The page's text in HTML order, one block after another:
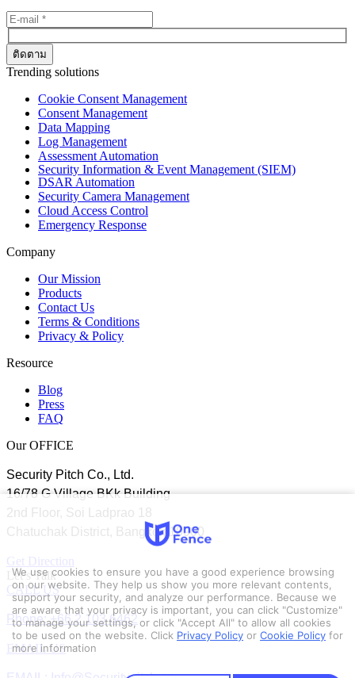
Trending solutions
Cookie Consent Management
Consent Management
Data Mapping
Log Management
Assessment Automation
Security Information & Event Management (SIEM)
DSAR Automation
Security Camera Management
Cloud Access Control
Emergency Response
Company
Our Mission
Products
Contact Us
Terms & Conditions
Privacy & Policy
Resource
Blog
Press
FAQ
Our OFFICE
Security Pitch Co., Ltd.
16/78 G Village BKk Building
2nd Floor, Soi Ladprao 18
Chatuchak District, Bangkok 10900
Get Direction
Let’s Talk
CALL US
Phone: +66 2 103 6462
EMAIL US
We use cookies to ensure you have a good experience browsing
on our website. They help us show you more relevant contents,
support your security, and analyze our performance. Because we
are aware that your privacy is important, you can click "Customize"
to manage your settings, or click "Accept All" to allow all cookies
to be used on the website. Click Privacy Policy or Cookie Policy for
more information